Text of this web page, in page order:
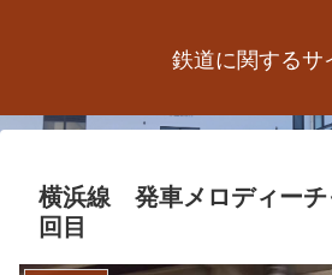
鉄道に関するサ
横浜線 発車メロディーチ
回目